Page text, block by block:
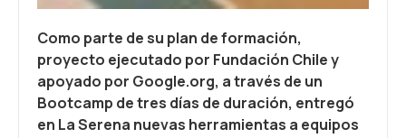
Como parte de su plan de formación,
proyecto ejecutado por Fundación Chile y
apoyado por Google.org, a través de un
Bootcamp de tres días de duración, entregó
en La Serena nuevas herramientas a equipos